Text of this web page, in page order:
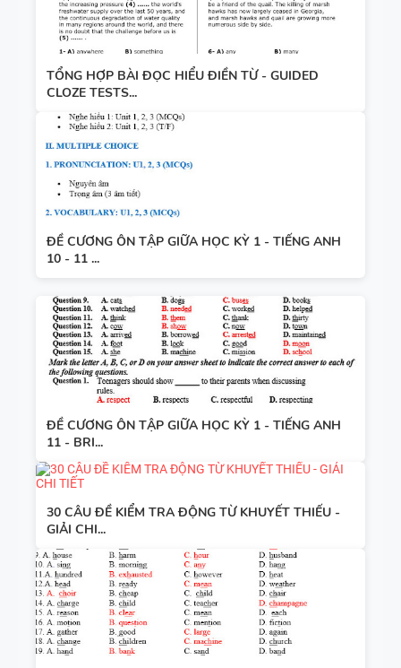
TỔNG HỢP BÀI ĐỌC HIỂU ĐIỀN TỪ - GUIDED
CLOZE TESTS...
ĐỀ CƯƠNG ÔN TẬP GIỮA HỌC KỲ 1 - TIẾNG ANH
10 - 11 ...
ĐỀ CƯƠNG ÔN TẬP GIỮA HỌC KỲ 1 - TIẾNG ANH
11 - BRI...
30 CÂU ĐỀ KIỂM TRA ĐỘNG TỪ KHUYẾT THIẾU -
GIẢI CHI...